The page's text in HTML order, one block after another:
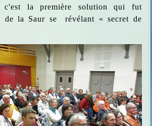
c'est la première solution qui fut
de la Saur se révélant « secret de